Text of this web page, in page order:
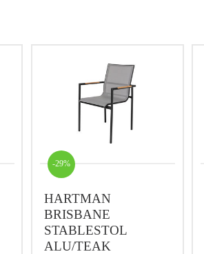
-29%
HARTMAN
BRISBANE
STABLESTOL
ALU/TEAK